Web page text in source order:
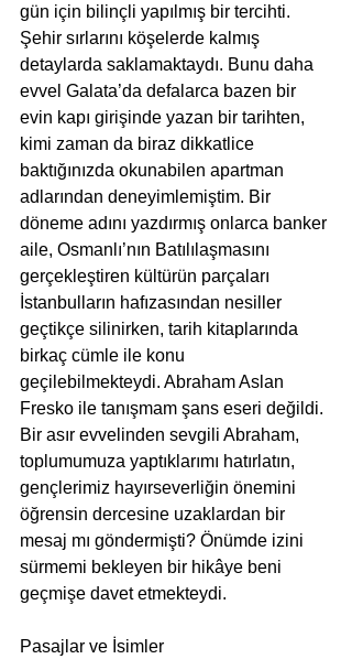
gün için bilinçli yapılmış bir tercihti.
Şehir sırlarını köşelerde kalmış
detaylarda saklamaktaydı. Bunu daha
evvel Galata’da defalarca bazen bir
evin kapı girişinde yazan bir tarihten,
kimi zaman da biraz dikkatlice
baktığınızda okunabilen apartman
adlarından deneyimlemiştim. Bir
döneme adını yazdırmış onlarca banker
aile, Osmanlı’nın Batılılaşmasını
gerçekleştiren kültürün parçaları
İstanbulların hafızasından nesiller
geçtikçe silinirken, tarih kitaplarında
birkaç cümle ile konu
geçilebilmekteydi. Abraham Aslan
Fresko ile tanışmam şans eseri değildi.
Bir asır evvelinden sevgili Abraham,
toplumumuza yaptıklarımı hatırlatın,
gençlerimiz hayırseverliğin önemini
öğrensin dercesine uzaklardan bir
mesaj mı göndermişti? Önümde izini
sürmemi bekleyen bir hikâye beni
geçmişe davet etmekteydi.
Pasajlar ve İsimler